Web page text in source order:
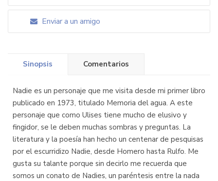
Enviar a un amigo
Sinopsis Comentarios
Nadie es un personaje que me visita desde mi primer libro
publicado en 1973, titulado Memoria del agua. A este
personaje que como Ulises tiene mucho de elusivo y
fingidor, se le deben muchas sombras y preguntas. La
literatura y la poesía han hecho un centenar de pesquisas
por el escurridizo Nadie, desde Homero hasta Rulfo. Me
gusta su talante porque sin decirlo me recuerda que
somos un conato de Nadies, un paréntesis entre la nada